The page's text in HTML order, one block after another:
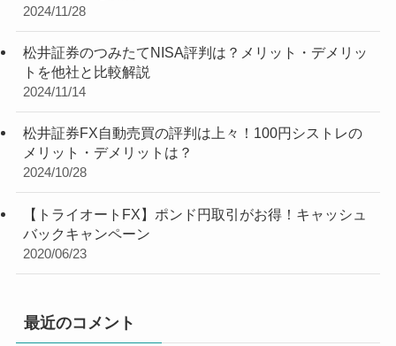
2024/11/28
松井証券のつみたてNISA評判は？メリット・デメリッ
トを他社と比較解説
2024/11/14
松井証券FX自動売買の評判は上々！100円シストレの
メリット・デメリットは？
2024/10/28
【トライオートFX】ポンド円取引がお得！キャッシュ
バックキャンペーン
2020/06/23
最近のコメント